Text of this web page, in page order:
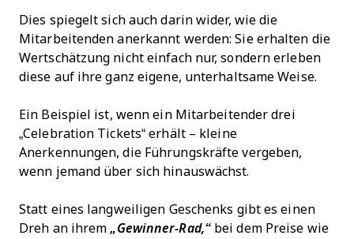
Dies spiegelt sich auch darin wider, wie die
Mitarbeitenden anerkannt werden: Sie erhalten die
Wertschätzung nicht einfach nur, sondern erleben
diese auf ihre ganz eigene, unterhaltsame Weise.
Ein Beispiel ist, wenn ein Mitarbeitender drei
„Celebration Tickets“ erhält – kleine
Anerkennungen, die Führungskräfte vergeben,
wenn jemand über sich hinauswächst.
Statt eines langweiligen Geschenks gibt es einen
Dreh an ihrem„Gewinner-Rad,“bei dem Preise wie